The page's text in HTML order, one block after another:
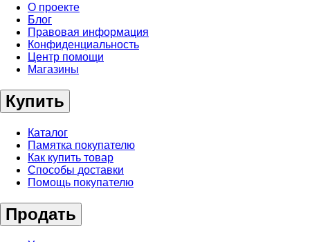
О проекте
Блог
Правовая информация
Конфиденциальность
Центр помощи
Магазины
Купить
Каталог
Памятка покупателю
Как купить товар
Способы доставки
Помощь покупателю
Продать